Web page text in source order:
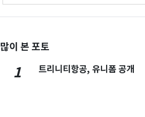
많이 본 포토
1 트리니티항공, 유니폼 공개